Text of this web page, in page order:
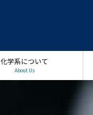
化学系について
About Us